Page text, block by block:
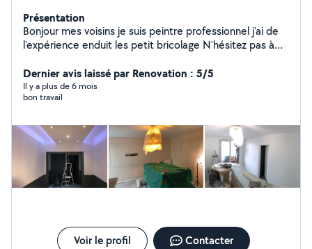
Présentation
Bonjour mes voisins je suis peintre professionnel j'ai de
l'expérience enduit les petit bricolage N'hésitez pas à
Dernier avis laissé par Renovation : 5/5
Il y a plus de 6 mois
bon travail
Voir le profil Contacter